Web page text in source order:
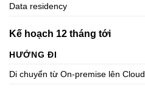
Data residency
Kế hoạch 12 tháng tới
HƯỚNG ĐI
Di chuyển từ On-premise lên Cloud